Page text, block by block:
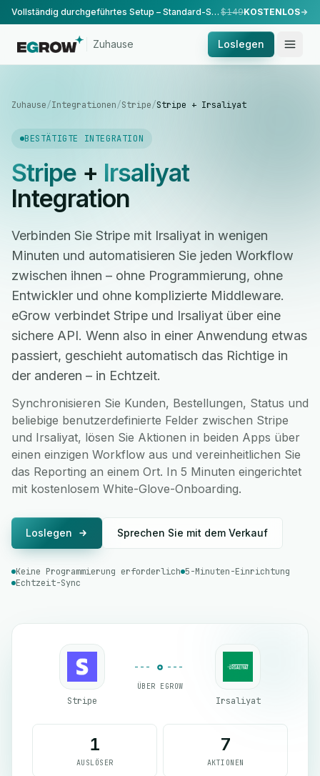
Vollständig durchgeführtes Setup – Standard-Setup, durchgeführt von unserem Team. $149KOSTENLOS
Zuhause Loslegen
Zuhause/Integrationen/Stripe/Stripe + Irsaliyat
BESTÄTIGTE INTEGRATION
Stripe+ Irsaliyat
Integration
Verbinden Sie Stripe mit Irsaliyat in wenigen
Minuten und automatisieren Sie jeden Workflow
zwischen ihnen – ohne Programmierung, ohne
Entwickler und ohne komplizierte Middleware.
eGrow verbindet Stripe und Irsaliyat über eine
sichere API. Wenn also in einer Anwendung etwas
passiert, geschieht automatisch das Richtige in
der anderen – in Echtzeit.
Synchronisieren Sie Kunden, Bestellungen, Status und
beliebige benutzerdefinierte Felder zwischen Stripe
und Irsaliyat, lösen Sie Aktionen in beiden Apps über
einen einzigen Workflow aus und vereinheitlichen Sie
das Reporting an einem Ort. In 5 Minuten eingerichtet
mit kostenlosem White-Glove-Onboarding.
Loslegen Sprechen Sie mit dem Verkauf
Keine Programmierung erforderlich 5-Minuten-Einrichtung
Echtzeit-Sync
Stripe
ÜBER EGROW
Irsaliyat
1
AUSLÖSER
7
AKTIONEN